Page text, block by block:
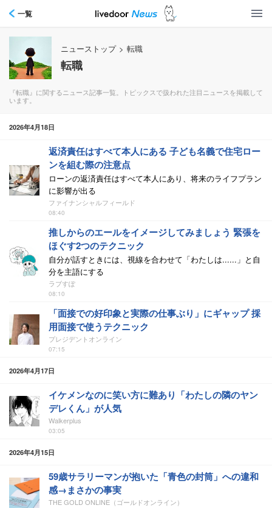
一覧
ニューストップ > 転職
転職
『転職』に関するニュース記事一覧。トピックスで扱われた注目ニュースを掲載して
います。
2026年4月18日
返済責任はすべて本人にある 子ども名義で住宅ロー
ンを組む際の注意点
ローンの返済責任はすべて本人にあり、将来のライフプラン
に影響が出る
ファイナンシャルフィールド
08:40
推しからのエールをイメージしてみましょう 緊張を
ほぐす2つのテクニック
自分が話すときには、視線を合わせて「わたしは......」と自
分を主語にする
ラブすぽ
08:10
「面接での好印象と実際の仕事ぶり」にギャップ 採
用面接で使うテクニック
プレジデントオンライン
07:15
2026年4月17日
イケメンなのに笑い方に難あり「わたしの隣のヤン
デレくん」が人気
Walkerplus
03:05
2026年4月15日
59歳サラリーマンが抱いた「青色の封筒」への違和
感→まさかの事実
THE GOLD ONLINE（ゴールドオンライン）